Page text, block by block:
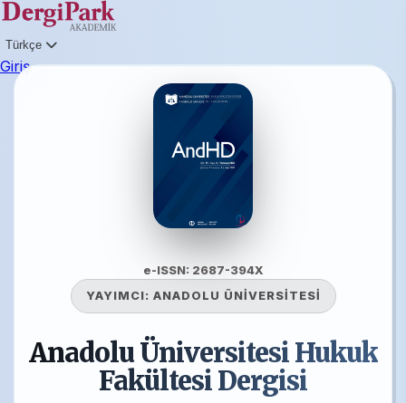
Türkçe
Giriş
e-ISSN: 2687-394X
YAYIMCI: ANADOLU ÜNİVERSİTESİ
Anadolu Üniversitesi Hukuk
Fakültesi Dergisi